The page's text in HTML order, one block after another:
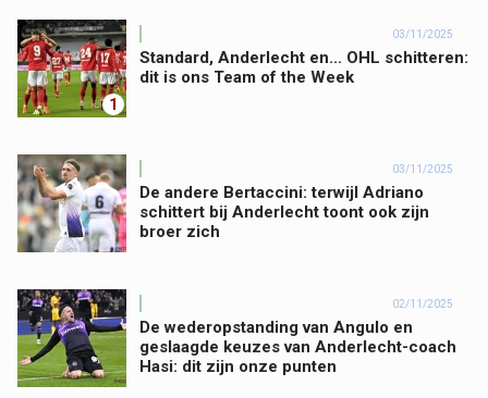
1
03/11/2025
Standard, Anderlecht en... OHL schitteren:
dit is ons Team of the Week
03/11/2025
De andere Bertaccini: terwijl Adriano
schittert bij Anderlecht toont ook zijn
broer zich
02/11/2025
De wederopstanding van Angulo en
geslaagde keuzes van Anderlecht-coach
Hasi: dit zijn onze punten